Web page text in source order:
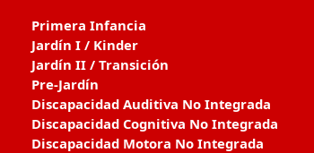
Primera Infancia
Jardín I / Kinder
Jardín II / Transición
Pre-Jardín
Discapacidad Auditiva No Integrada
Discapacidad Cognitiva No Integrada
Discapacidad Motora No Integrada